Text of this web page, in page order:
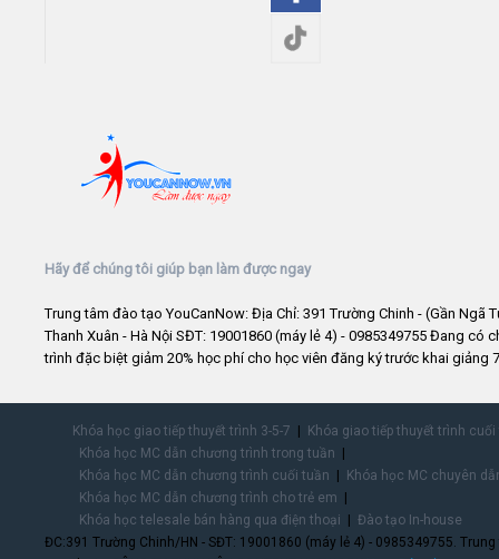
Hãy để chúng tôi giúp bạn làm được ngay
Trung tâm đào tạo YouCanNow: Địa Chỉ: 391 Trường Chinh - (Gần Ngã
Thanh Xuân - Hà Nội SĐT: 19001860 (máy lẻ 4) - 0985349755 Đang có
trình đặc biệt giảm 20% học phí cho học viên đăng ký trước khai giảng
Khóa học giao tiếp thuyết trình 3-5-7
Khóa giao tiếp thuyết trình
Khóa học MC dẫn chương trình trong tuần
Khóa học MC dẫn chương trình cuối tuần
Khóa học MC chuyên
Khóa học MC dẫn chương trình cho trẻ em
Khóa học telesale bán hàng qua điện thoại
Đào tạo In-house
ĐC:391 Trường Chinh/HN - SĐT: 19001860 (máy lẻ 4) - 0985349755.